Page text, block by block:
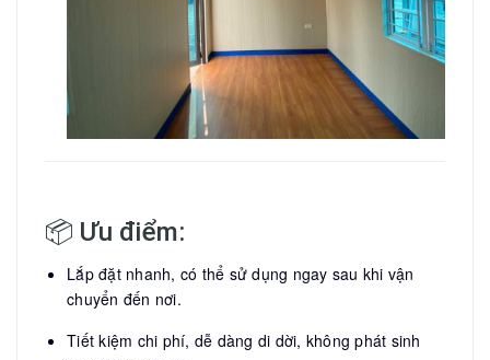
📦 Ưu điểm:
Lắp đặt nhanh, có thể sử dụng ngay sau khi vận
chuyển đến nơi.
Tiết kiệm chi phí, dễ dàng di dời, không phát sinh